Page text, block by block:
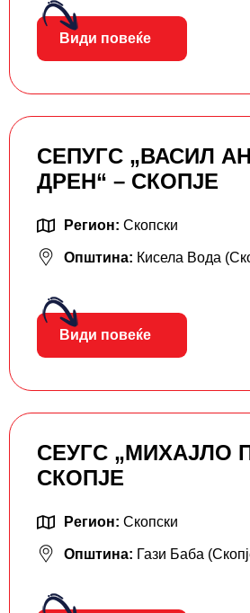
Види повеќе
СЕПУГС „ВАСИЛ
ДРЕН“ – СКОПЈЕ
Регион: Скопски
Општина: Кисела Вода
Види повеќе
СЕУГС „МИХАЈЛО
СКОПЈЕ
Регион: Скопски
Општина: Гази Баба